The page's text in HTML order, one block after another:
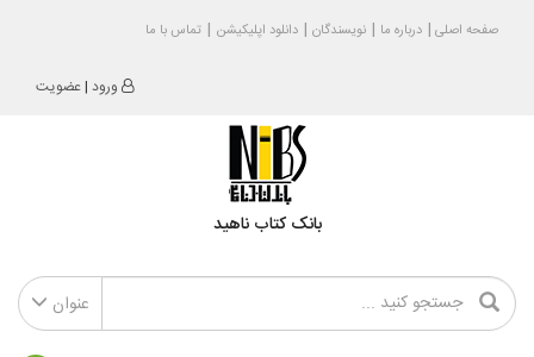
صفحه اصلی درباره ما نویسندگان دانلود اپلیکیشن تماس با ما
ورود |عضویت
بانک کتاب ناهید
عنوان